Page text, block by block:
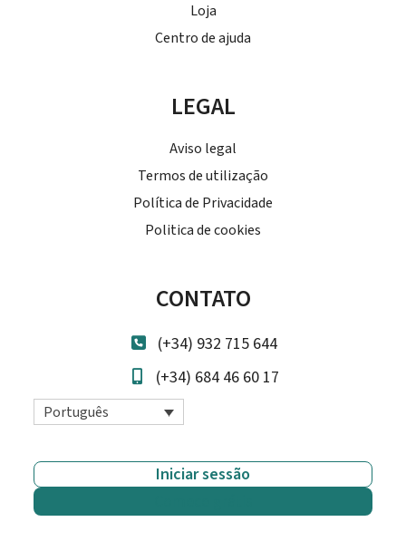
Loja
Centro de ajuda
LEGAL
Aviso legal
Termos de utilização
Política de Privacidade
Politica de cookies
CONTATO
(+34) 932 715 644
(+34) 684 46 60 17
Português
Iniciar sessão